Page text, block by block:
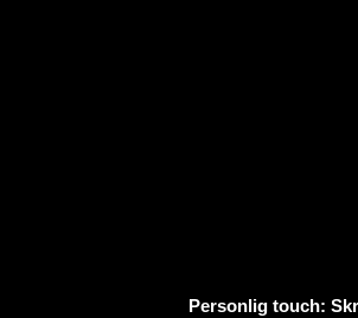
Personlig touch: